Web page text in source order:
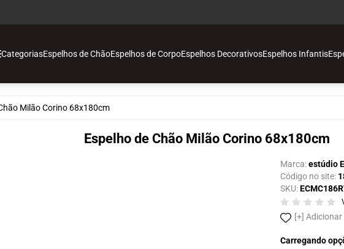
Categorias
de Chão
de Corpo
Espelhos de ChãoEspelhos de CorpoEspelhos DecorativosEspelhos Infantis
Milão Corino 68x180cm
Espelho de Chão Milão Corino 68x180cm
Marca:estúdio
Código no site:
SKU:
Carregando